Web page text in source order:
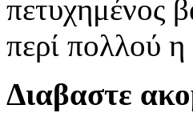
πετυχημένος
περί πολλού η
Διαβαστε